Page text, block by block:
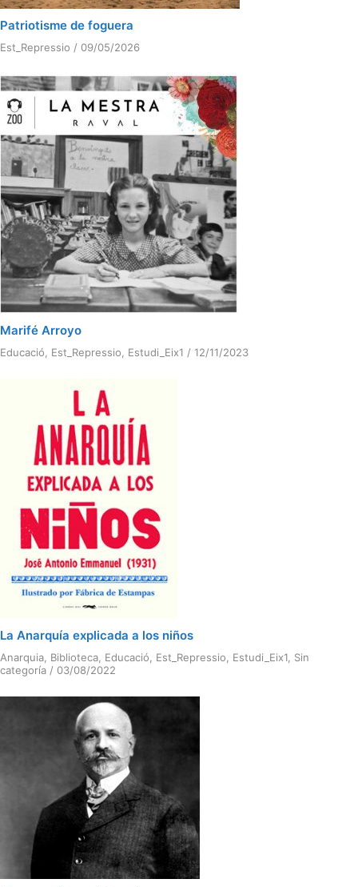
Patriotisme de foguera
Est_Repressio / 09/05/2026
Marifé Arroyo
Educació Est_Repressio Estudi_Eix1 / 12/11/2023
La Anarquía explicada a los niños
Anarquia Biblioteca Educació Est_Repressio Estudi_Eix1 Sin
categoría / 03/08/2022